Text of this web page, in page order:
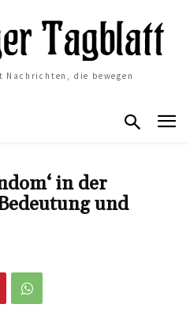
Nachrichten, die bewegen
in der
und